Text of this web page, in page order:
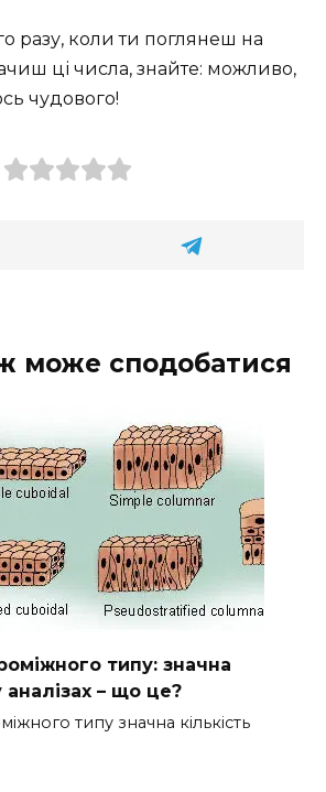
разу, коли ти поглянеш на
ці числа, знайте: можливо,
чудового!
може сподобатися
типу: значна
аналізах – що це?
типу значна кількість